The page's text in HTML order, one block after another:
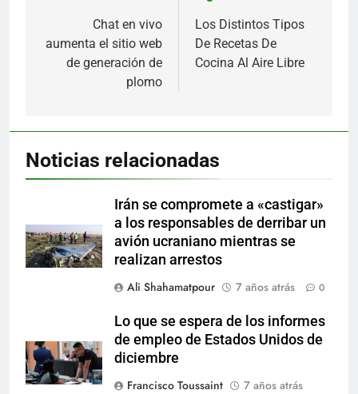
entradas
Chat en vivo
aumenta el sitio web
de generación de
plomo
Los Distintos Tipos
De Recetas De
Cocina Al Aire Libre
Noticias relacionadas
Irán se compromete a «castigar»
a los responsables de derribar un
avión ucraniano mientras se
realizan arrestos
Ali Shahamatpour
7 años atrás 0
Lo que se espera de los informes
de empleo de Estados Unidos de
diciembre
Francisco Toussaint
7 años atrás